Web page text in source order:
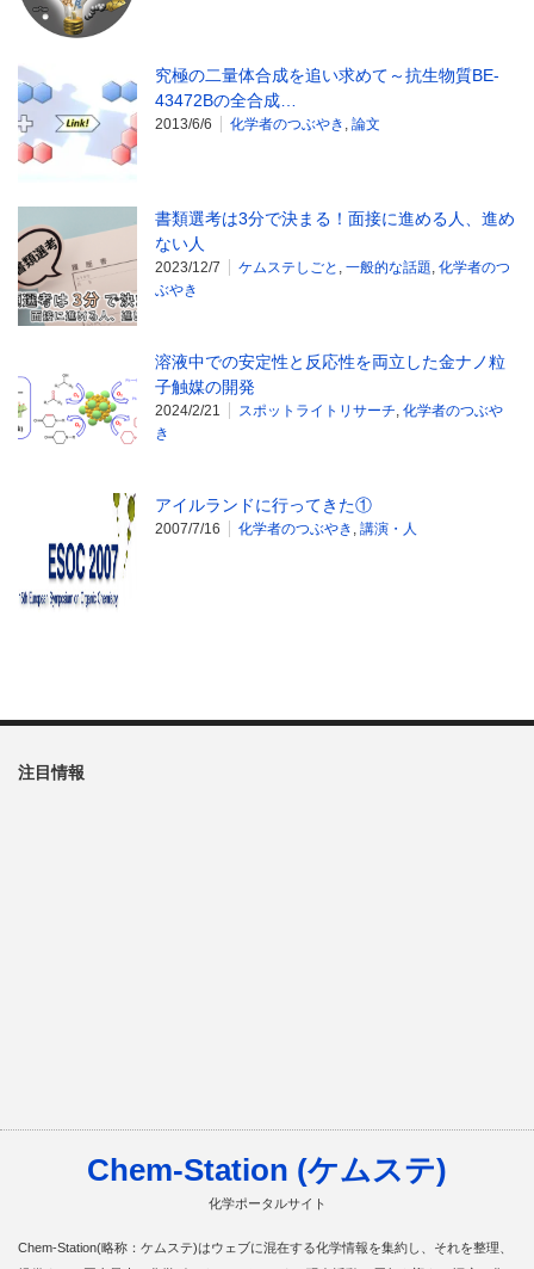
究極の二量体合成を追い求めて～抗生物質BE-
43472Bの全合成…
2013/6/6 化学者のつぶやき 論文
書類選考は3分で決まる！面接に進める人、進め
ない人
2023/12/7 ケムステしごと 一般的な話題 化学者のつ
ぶやき
溶液中での安定性と反応性を両立した金ナノ粒
子触媒の開発
2024/2/21 スポットライトリサーチ 化学者のつぶや
き
アイルランドに行ってきた①
2007/7/16 化学者のつぶやき 講演・人
注目情報
Chem-Station (ケムステ)
化学ポータルサイト
Chem-Station(略称：ケムステ)はウェブに混在する化学情報を集約し、それを整理、